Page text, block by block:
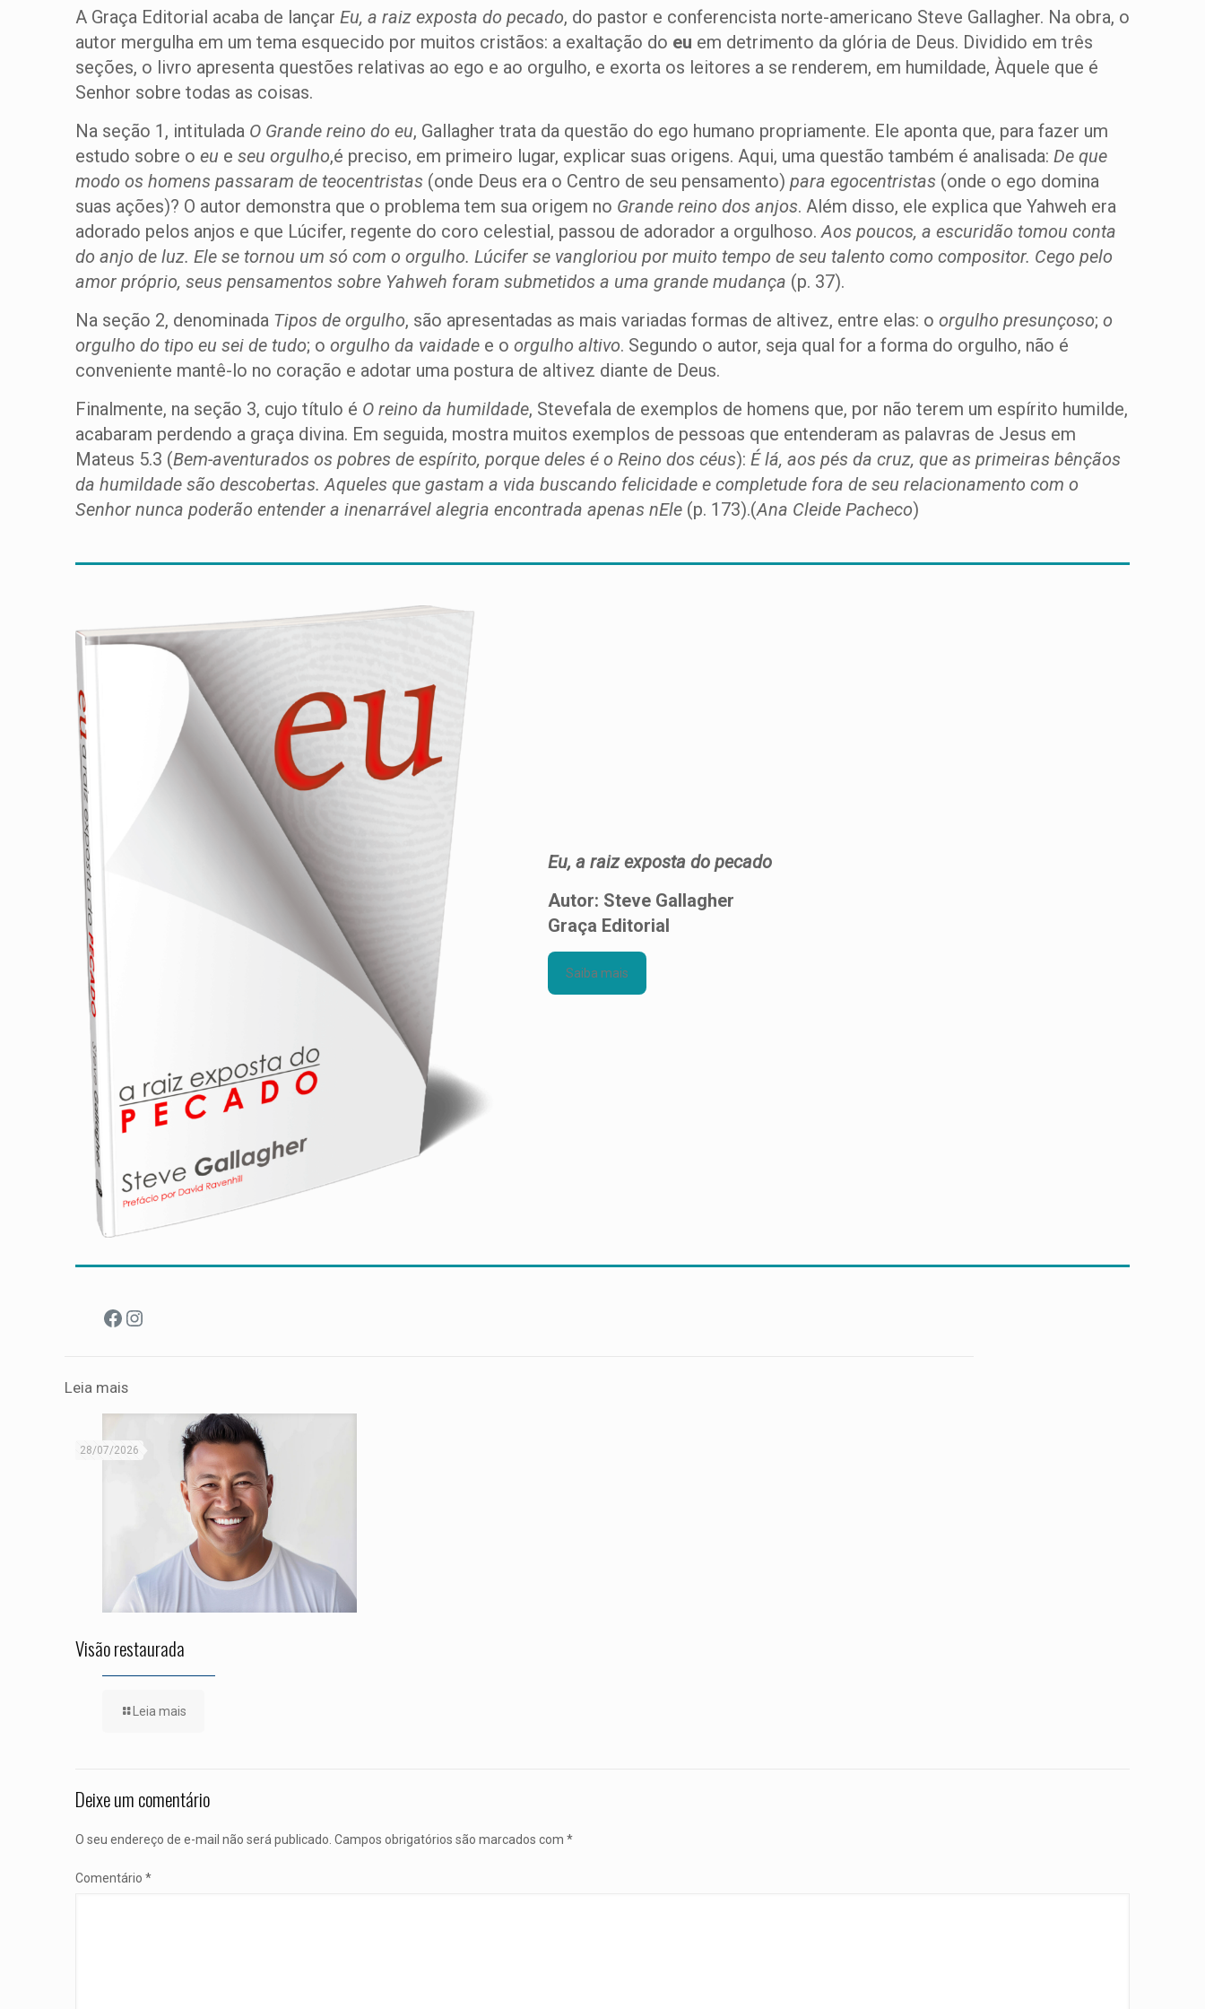
A Graça Editorial acaba de lançar Eu, a raiz exposta do pecado, do pastor e conferencista norte-americano Steve Gallagher. Na obra, o
autor mergulha em um tema esquecido por muitos cristãos: a exaltação do eu em detrimento da glória de Deus. Dividido em três
seções, o livro apresenta questões relativas ao ego e ao orgulho, e exorta os leitores a se renderem, em humildade, Àquele que é
Senhor sobre todas as coisas.
Na seção 1, intitulada O Grande reino do eu, Gallagher trata da questão do ego humano propriamente. Ele aponta que, para fazer um
estudo sobre o eu e seu orgulho,é preciso, em primeiro lugar, explicar suas origens. Aqui, uma questão também é analisada: De que
modo os homens passaram de teocentristas (onde Deus era o Centro de seu pensamento) para egocentristas (onde o ego domina
suas ações)? O autor demonstra que o problema tem sua origem no Grande reino dos anjos. Além disso, ele explica que Yahweh era
adorado pelos anjos e que Lúcifer, regente do coro celestial, passou de adorador a orgulhoso.Aos poucos, a escuridão tomou conta
do anjo de luz. Ele se tornou um só com o orgulho. Lúcifer se vangloriou por muito tempo de seu talento como compositor. Cego pelo
amor próprio, seus pensamentos sobre Yahweh foram submetidos a uma grande mudança (p. 37).
Na seção 2, denominada Tipos de orgulho, são apresentadas as mais variadas formas de altivez, entre elas: o orgulho presunçoso; o
orgulho do tipo eu sei de tudo; o orgulho da vaidade e o orgulho altivo. Segundo o autor, seja qual for a forma do orgulho, não é
conveniente mantê-lo no coração e adotar uma postura de altivez diante de Deus.
Finalmente, na seção 3, cujo título é O reino da humildade, Stevefala de exemplos de homens que, por não terem um espírito humilde,
acabaram perdendo a graça divina. Em seguida, mostra muitos exemplos de pessoas que entenderam as palavras de Jesus em
Mateus 5.3 (Bem-aventurados os pobres de espírito, porque deles é o Reino dos céus): É lá, aos pés da cruz, que as primeiras bênçãos
da humildade são descobertas. Aqueles que gastam a vida buscando felicidade e completude fora de seu relacionamento com o
Senhor nunca poderão entender a inenarrável alegria encontrada apenas nEle (p. 173).(Ana Cleide Pacheco)
Eu, a raiz exposta do pecado
Autor: Steve Gallagher
Graça Editorial
Saiba mais
Facebook
Instagram
Leia mais
28/07/2026
Visão restaurada
Leia mais
Deixe um comentário
O seu endereço de e-mail não será publicado. Campos obrigatórios são marcados com *
Comentário *